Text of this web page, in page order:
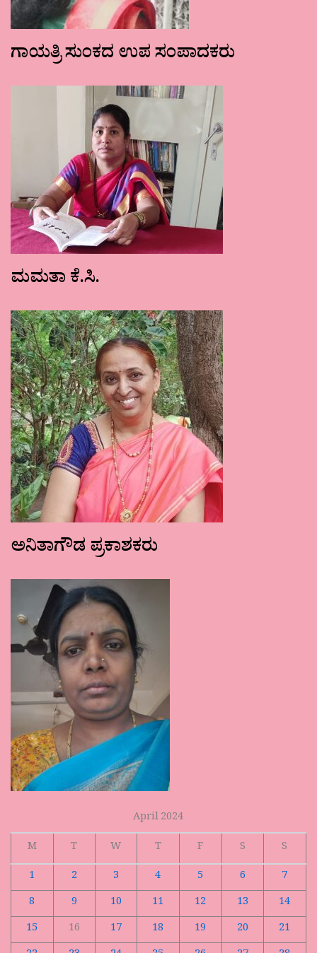
ಗಾಯತ್ರಿ ಸುಂಕದ ಉಪ ಸಂಪಾದಕರು
ಮಮತಾ ಕೆ.ಸಿ.
ಅನಿತಾಗೌಡ ಪ್ರಕಾಶಕರು
April 2024
M
T W T F S
S
1
2 3 4 5 6
7
8
9 10 11 12 13
14
15
16 17 18 19 20
21